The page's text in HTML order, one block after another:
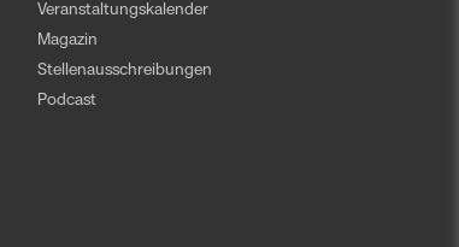
Veranstaltungskalender
Magazin
Stellenausschreibungen
Podcast